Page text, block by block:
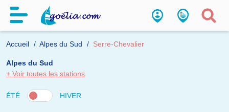
Accueil Alpes du Sud Serre-Chevalier
Alpes du Sud
+ Voir toutes les stations
ÉTÉ HIVER